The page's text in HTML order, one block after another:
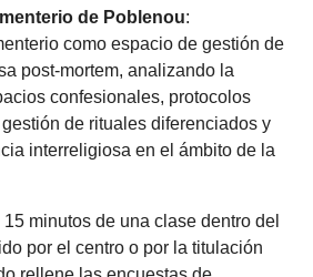
de Poblenou:
como espacio de gestión de
post-mortem, analizando la
confesionales, protocolos
de rituales diferenciados y
interreligiosa en el ámbito de la
minutos de una clase dentro del
por el centro o por la titulación